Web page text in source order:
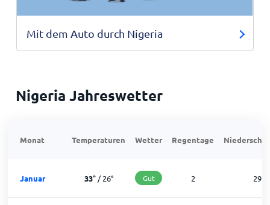
Mit dem Auto durch Nigeria
Nigeria Jahreswetter
Monat Temperaturen Wetter Regentage
Januar 33°/26° Gut 2 29